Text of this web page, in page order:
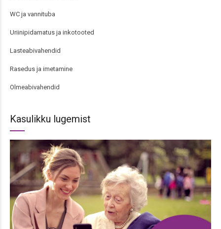
WC ja vannituba
Uriinipidamatus ja inkotooted
Lasteabivahendid
Rasedus ja imetamine
Olmeabivahendid
Kasulikku lugemist